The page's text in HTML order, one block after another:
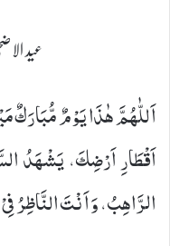
عید
اَللّٰهُمَّ هٰذَا یَوْمٌ مُّبَارَكٌ
اَقْطَارِ اَرْضِكَ، یَشْهَدُ
الرَّاهِبُ، وَ اَنْتَ النَّاظِرُ